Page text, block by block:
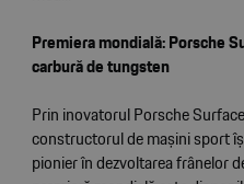
Premiera mondială: Porsche
carbură de tungsten
Prin inovatorul Porsche
constructorul de mașini sport
pionier în dezvoltarea frânelor